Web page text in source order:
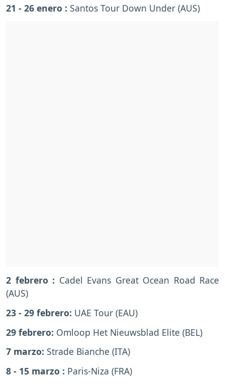
21 - 26 enero : Santos Tour Down Under (AUS)
2 febrero : Cadel Evans Great Ocean Road Race
(AUS)
23 - 29 febrero: UAE Tour (EAU)
29 febrero: Omloop Het Nieuwsblad Elite (BEL)
7 marzo: Strade Bianche (ITA)
8 - 15 marzo : Paris-Niza (FRA)